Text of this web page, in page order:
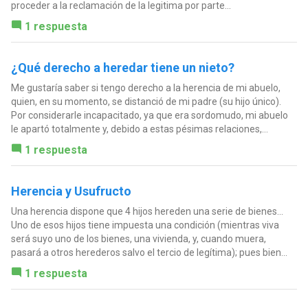
proceder a la reclamación de la legitima por parte...
1 respuesta
¿Qué derecho a heredar tiene un nieto?
Me gustaría saber si tengo derecho a la herencia de mi abuelo,
quien, en su momento, se distanció de mi padre (su hijo único).
Por considerarle incapacitado, ya que era sordomudo, mi abuelo
le apartó totalmente y, debido a estas pésimas relaciones,...
1 respuesta
Herencia y Usufructo
Una herencia dispone que 4 hijos hereden una serie de bienes...
Uno de esos hijos tiene impuesta una condición (mientras viva
será suyo uno de los bienes, una vivienda, y, cuando muera,
pasará a otros herederos salvo el tercio de legítima); pues bien...
1 respuesta